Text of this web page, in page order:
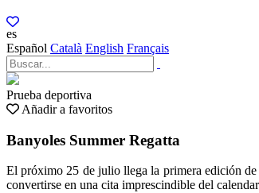
es
Español Català English Français
Prueba deportiva
Añadir a favoritos
Banyoles Summer Regatta
El próximo 25 de julio llega la primera edición de
convertirse en una cita imprescindible del